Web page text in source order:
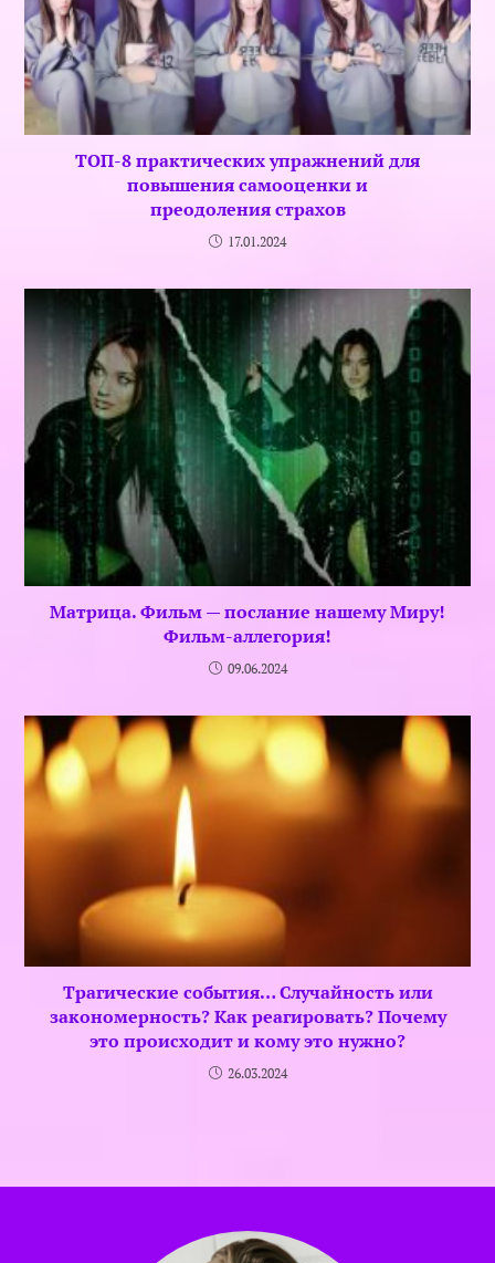
ТОП-8 практических упражнений для
повышения самооценки и
преодоления страхов
17.01.2024
Матрица. Фильм — послание нашему Миру!
Фильм-аллегория!
09.06.2024
Трагические события… Случайность или
закономерность? Как реагировать? Почему
это происходит и кому это нужно?
26.03.2024